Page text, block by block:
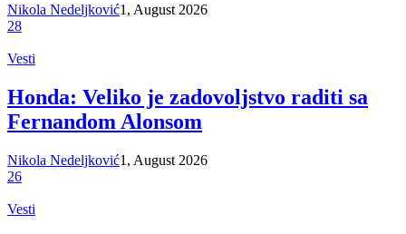
Nikola Nedeljković1, August 2026
28
Vesti
Honda: Veliko je zadovoljstvo raditi sa
Fernandom Alonsom
Nikola Nedeljković1, August 2026
26
Vesti